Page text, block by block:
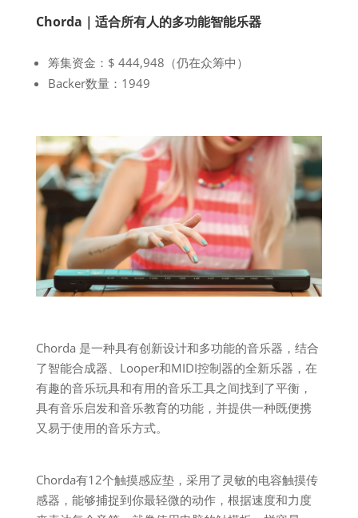
Chorda｜适合所有人的多功能智能乐器
筹集资金：$ 444,948（仍在众筹中）
Backer数量：1949
Chorda 是一种具有创新设计和多功能的音乐器，结合
了智能合成器、Looper和MIDI控制器的全新乐器，在
有趣的音乐玩具和有用的音乐工具之间找到了平衡，
具有音乐启发和音乐教育的功能，并提供一种既便携
又易于使用的音乐方式。
Chorda有12个触摸感应垫，采用了灵敏的电容触摸传
感器，能够捕捉到你最轻微的动作，根据速度和力度